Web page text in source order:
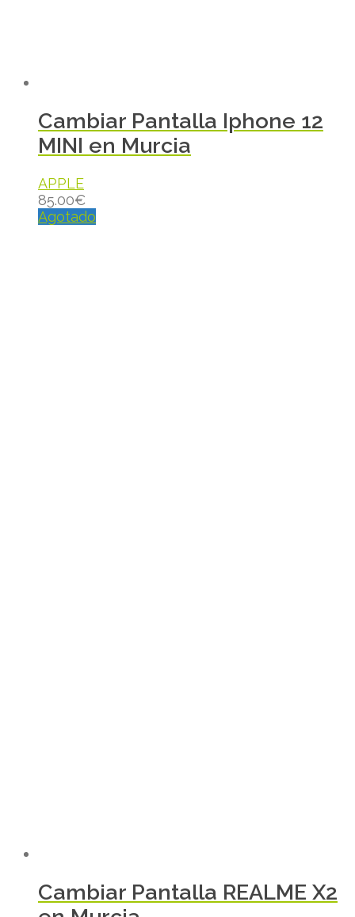
Cambiar Pantalla Iphone 12
MINI en Murcia
APPLE
85.00€
Agotado
Cambiar Pantalla REALME X2